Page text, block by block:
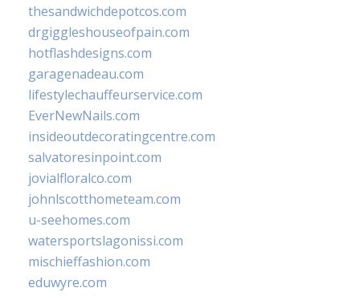
thesandwichdepotcos.com
drgiggleshouseofpain.com
hotflashdesigns.com
garagenadeau.com
lifestylechauffeurservice.com
EverNewNails.com
insideoutdecoratingcentre.com
salvatoresinpoint.com
jovialfloralco.com
johnlscotthometeam.com
u-seehomes.com
watersportslagonissi.com
mischieffashion.com
eduwyre.com